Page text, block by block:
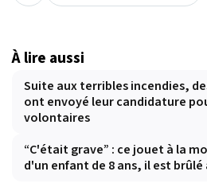
À lire aussi
Suite aux terribles incendies,
ont envoyé leur candidature
volontaires
“C'était grave” : ce jouet à la
d'un enfant de 8 ans, il est